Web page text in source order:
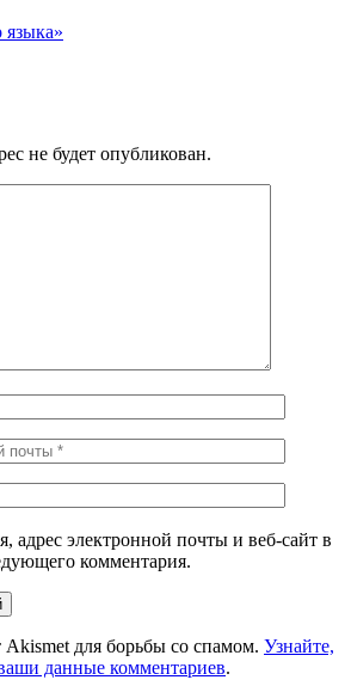
языка»
не будет опубликован.
адрес электронной почты и веб-сайт в
комментария.
Akismet для борьбы со спамом. Узнайте,
данные комментариев.